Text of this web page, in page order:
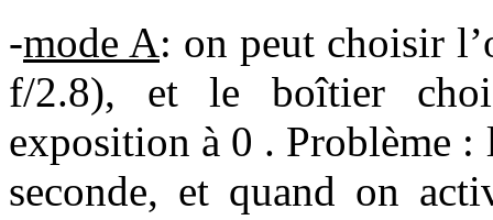
-mode A: on peut choisir
f/2.8), et le boîtier
exposition à 0 . Problème :
seconde, et quand on